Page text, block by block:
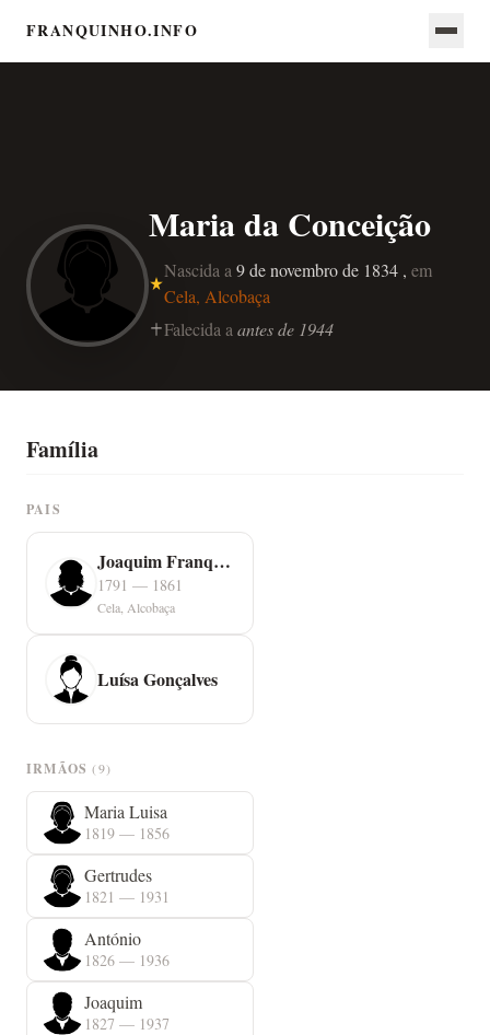
FRANQUINHO.INFO
Maria da Conceição
Nascida a 9 de novembro de 1834 , em
Cela, Alcobaça
Falecida a antes de 1944
Família
PAIS
Joaquim Franquinho
1791 — 1861
Cela, Alcobaça
Luísa Gonçalves
IRMÃOS(9)
Maria Luisa
1819 — 1856
Gertrudes
1821 — 1931
António
1826 — 1936
Joaquim
1827 — 1937